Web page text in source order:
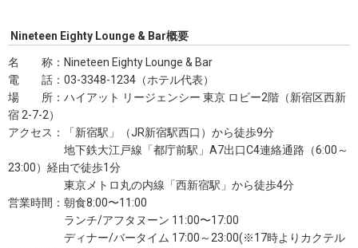
Nineteen Eighty Lounge & Bar概要
名 称：Nineteen Eighty Lounge & Bar
電 話：03-3348-1234（ホテル代表）
場 所：ハイアット リージェンシー 東京 ロビー2階（新宿区西新
宿 2-7-2）
アクセス：「新宿駅」（JR新宿駅西口）から徒歩9分
地下鉄大江戸線「都庁前駅」A7出口C4連絡通路（6:00～
23:00）経由で徒歩1分
東京メトロ丸の内線「西新宿駅」から徒歩4分
営業時間：朝食8:00〜11:00
ランチ/アフタヌーン 11:00〜17:00
ディナー/バータイム 17:00～23:00(※17時よりカクテル